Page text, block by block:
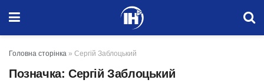
Головна сторінка » Сергій Заблоцький
Позначка: Сергій Заблоцький